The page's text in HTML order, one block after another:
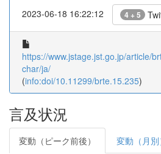
2023-06-18 16:22:12 4 + 5
https://www.jstage.jst.go.jp/article/
char/ja/
(info:doi/10.11299/brte.15.235)
言及状況
変動（ピーク前後） 変動（月別